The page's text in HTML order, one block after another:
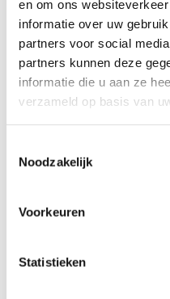
en om ons
informatie over uw
partners voor social
partners kunnen deze
informatie die u aan ze
verzameld op basis van
Noodzakelijk
Voorkeuren
Statistieken
buitenspeeltuin en het
wandelroute die je door
de Kempen leidt.
Kom en ervaar de
actief blijft!
Speeltuinstraat